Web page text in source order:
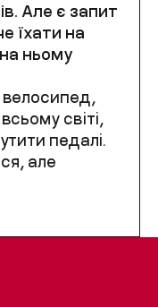
Але є запит
їхати на
ньому
велосипед,
світі,
педалі.
але